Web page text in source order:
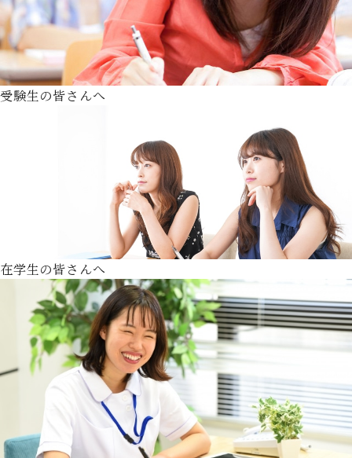
受験生の皆さんへ
在学生の皆さんへ